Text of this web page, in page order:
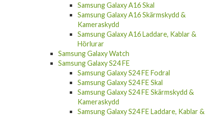
Samsung Galaxy A16 Skal
Samsung Galaxy A16 Skärmskydd &
Kameraskydd
Samsung Galaxy A16 Laddare, Kablar &
Hörlurar
Samsung Galaxy Watch
Samsung Galaxy S24 FE
Samsung Galaxy S24 FE Fodral
Samsung Galaxy S24 FE Skal
Samsung Galaxy S24 FE Skärmskydd &
Kameraskydd
Samsung Galaxy S24 FE Laddare, Kablar &